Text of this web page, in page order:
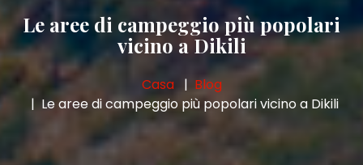
Le aree di campeggio più popolari
vicino a Dikili
Casa
Blog
Le aree di campeggio più popolari vicino a Dikili